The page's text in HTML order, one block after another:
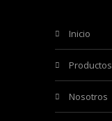
inicio
productos
nosotros